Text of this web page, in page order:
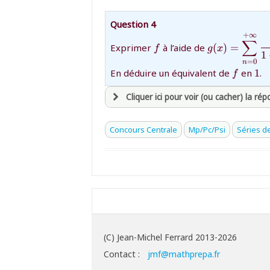
avoir
une souscription active sur
revenir à
la page d'accueil
la page d'extraits libres
ou consulterle plan du site
Question 4
Exprimer f à l’aide de g(x) =
n=0
∑
+∞
1
En déduire un équivalent de {f}
f en {1}
1.
Cliquer ici pour voir (ou cacher) la
avoirune souscription active sur
Concours Centrale Mp/Pc/Psi Séries
(C) Jean-Michel Ferrard 2013-2026
Contact :
jmf@mathprepa.fr